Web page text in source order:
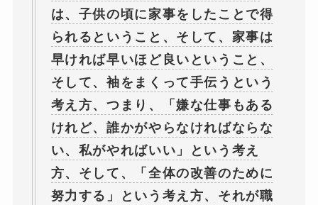
は、子供の頃に家事をしたことで得
られるということ、そして、家事は
早ければ早いほど良いということ、
そして、袖をまくって手伝うという
考え方、つまり、「嫌な仕事もある
けれど、誰かがやらなければならな
い、私がやればいい」という考え
方、そして、「全体の改善のために
努力する」という考え方、それが職